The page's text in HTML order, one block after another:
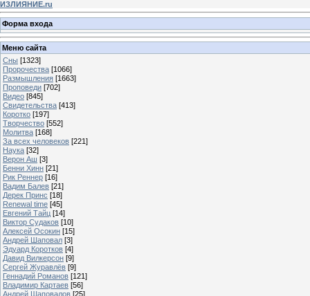
ИЗЛИЯНИЕ.ru
Форма входа
Меню сайта
Сны [1323]
Пророчества [1066]
Размышления [1663]
Проповеди [702]
Видео [845]
Свидетельства [413]
Коротко [197]
Творчество [552]
Молитва [168]
За всех человеков [221]
Наука [32]
Верон Аш [3]
Бенни Хинн [21]
Рик Реннер [16]
Вадим Балев [21]
Дерек Принс [18]
Renewal time [45]
Евгений Тайц [14]
Виктор Судаков [10]
Алексей Осокин [15]
Андрей Шаповал [3]
Эдуард Коротков [4]
Давид Вилкерсон [9]
Сергей Журавлёв [9]
Геннадий Романов [121]
Владимир Картаев [56]
Андрей Шаповалов [25]